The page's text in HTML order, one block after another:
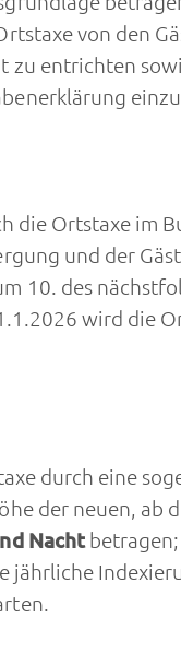
von den
entrichten
die Ortstaxe im
und der
10. des
wird die
durch eine
der neuen, ab
Nachtbetragen;
jährliche